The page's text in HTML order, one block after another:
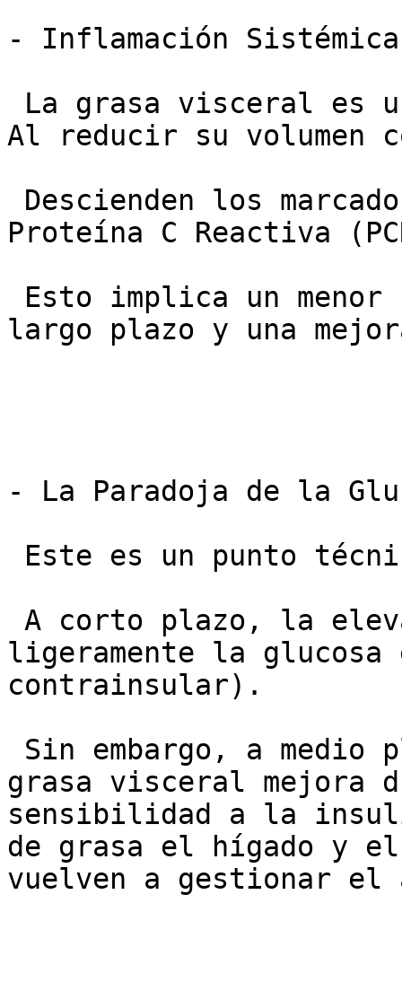
- Inflamación Sistémica
Al reducir su volumen
Proteína C Reactiva
largo plazo y una
- La Paradoja de la
ligeramente la glucosa
contrainsular).
grasa visceral mejora
sensibilidad a la
de grasa el hígado y el
vuelven a gestionar el